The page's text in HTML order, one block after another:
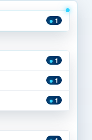
1
1
1
1